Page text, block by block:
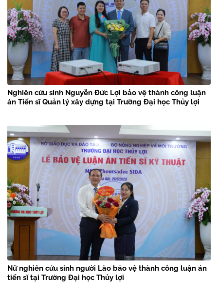
Nghiên cứu sinh Nguyễn Đức Lợi bảo vệ thành công luận
án Tiến sĩ Quản lý xây dựng tại Trường Đại học Thủy lợi
Nữ nghiên cứu sinh người Lào bảo vệ thành công luận án
tiến sĩ tại Trường Đại học Thủy lợi